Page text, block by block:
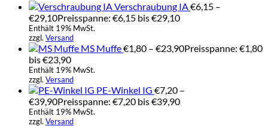
Verschraubung IA€6,15 –
€29,10Preisspanne: €6,15 bis €29,10
Enthält 19% MwSt.
zzgl. Versand
MS Muffe€1,80 – €23,90Preisspanne: €1,80
bis €23,90
Enthält 19% MwSt.
zzgl. Versand
PE-Winkel IG €7,20 –
€39,90Preisspanne: €7,20 bis €39,90
Enthält 19% MwSt.
zzgl. Versand